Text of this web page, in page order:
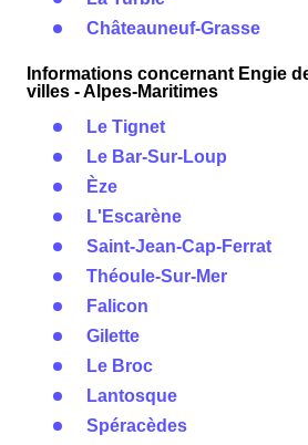
Châteauneuf-Grasse
Informations concernant Engie
villes - Alpes-Maritimes
Le Tignet
Le Bar-Sur-Loup
Èze
L'Escarène
Saint-Jean-Cap-Ferrat
Théoule-Sur-Mer
Falicon
Gilette
Le Broc
Lantosque
Spéracèdes